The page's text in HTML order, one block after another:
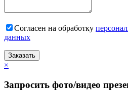
Согласен на обработку
данных
Заказать
×
Запросить фото/видео